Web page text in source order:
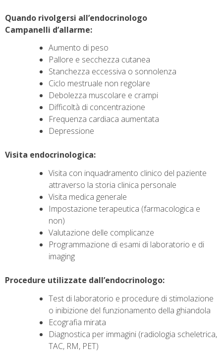
Quando rivolgersi all’endocrinologo
Campanelli d’allarme:
Aumento di peso
Pallore e secchezza cutanea
Stanchezza eccessiva o sonnolenza
Ciclo mestruale non regolare
Debolezza muscolare e crampi
Difficoltà di concentrazione
Frequenza cardiaca aumentata
Depressione
Visita endocrinologica:
Visita con inquadramento clinico del paziente
attraverso la storia clinica personale
Visita medica generale
Impostazione terapeutica (farmacologica e
non)
Valutazione delle complicanze
Programmazione di esami di laboratorio e di
imaging
Procedure utilizzate dall’endocrinologo:
Test di laboratorio e procedure di stimolazione
o inibizione del funzionamento della ghiandola
Ecografia mirata
Diagnostica per immagini (radiologia scheletrica,
TAC, RM, PET)